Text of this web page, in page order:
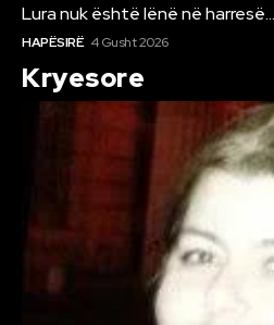
Lura nuk është lënë në harresë…
HAPËSIRË 4 Gusht 2026
Kryesore